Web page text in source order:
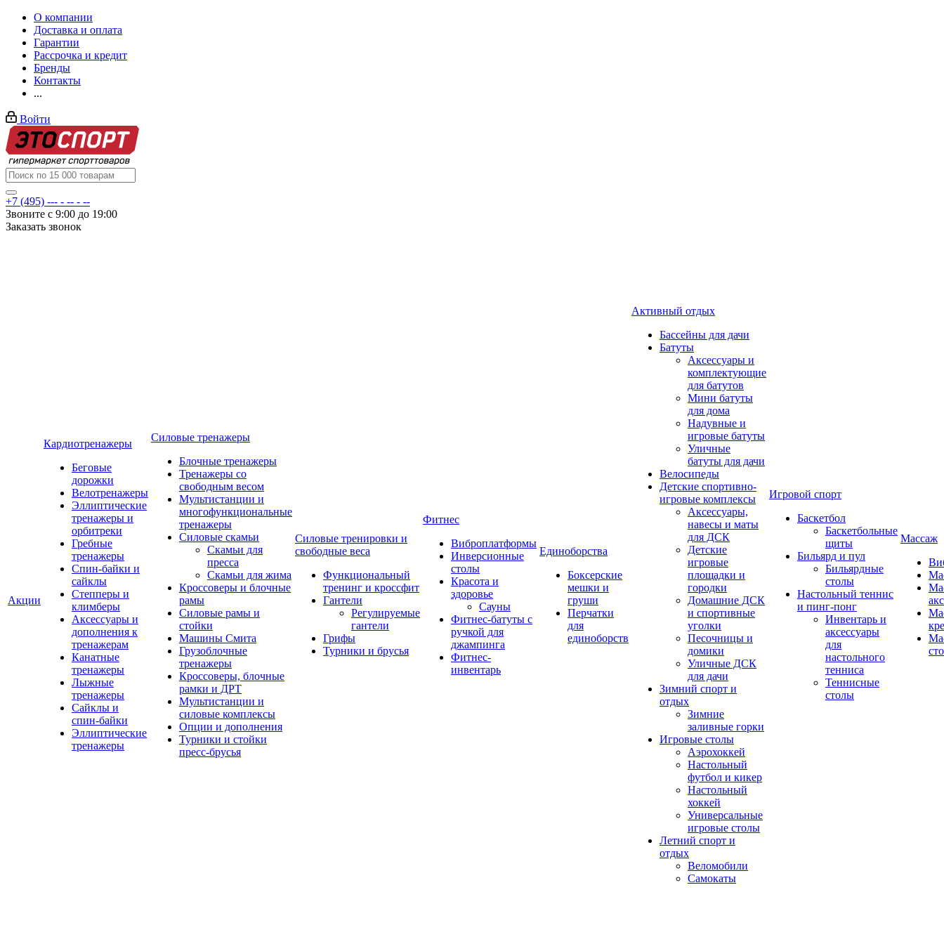
О компании
Доставка и оплата
Гарантии
Рассрочка и кредит
Бренды
Контакты
...
Войти
+7 (495) --- - -- - --
Звоните с 9:00 до 19:00
Заказать звонок
Акции
Кардиотренажеры
Беговые
дорожки
Велотренажеры
Эллиптические
тренажеры и
орбитреки
Гребные
тренажеры
Спин-байки и
сайклы
Степперы и
климберы
Аксессуары и
дополнения к
тренажерам
Канатные
тренажеры
Лыжные
тренажеры
Сайклы и
спин-байки
Эллиптические
тренажеры
Силовые тренажеры
Блочные тренажеры
Тренажеры со
свободным весом
Мультистанции и
многофункциональные
тренажеры
Силовые скамьи
Скамьи для
пресса
Скамьи для жима
Кроссоверы и блочные
рамы
Силовые рамы и
стойки
Машины Смита
Грузоблочные
тренажеры
Кроссоверы, блочные
рамки и ДРТ
Мультистанции и
силовые комплексы
Опции и дополнения
Турники и стойки
пресс-брусья
Силовые тренировки и
свободные веса
Функциональный
тренинг и кроссфит
Гантели
Регулируемые
гантели
Грифы
Турники и брусья
Фитнес
Виброплатформы
Инверсионные
столы
Красота и
здоровье
Сауны
Фитнес-батуты с
ручкой для
джампинга
Фитнес-
инвентарь
Единоборства
Боксерские
мешки и
груши
Перчатки
для
единоборств
Активный отдых
Бассейны для дачи
Батуты
Аксессуары и
комплектующие
для батутов
Мини батуты
для дома
Надувные и
игровые батуты
Уличные
батуты для дачи
Велосипеды
Детские спортивно-
игровые комплексы
Аксессуары,
навесы и маты
для ДСК
Детские
игровые
площадки и
городки
Домашние ДСК
и спортивные
уголки
Песочницы и
домики
Уличные ДСК
для дачи
Зимний спорт и
отдых
Зимние
заливные горки
Игровые столы
Аэрохоккей
Настольный
футбол и кикер
Настольный
хоккей
Универсальные
игровые столы
Летний спорт и
отдых
Веломобили
Самокаты
Игровой спорт
Баскетбол
Баскетбольные
щиты
Бильярд и пул
Бильярдные
столы
Настольный теннис
и пинг-понг
Инвентарь и
аксессуары
для
настольного
тенниса
Теннисные
столы
Массаж